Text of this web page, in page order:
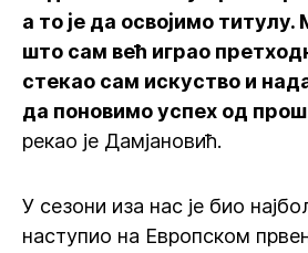
а то је да освојимо
што сам већ играо
стекао сам искуство и
да поновимо успех од
рекао је Дамјановић.
У сезони иза нас је био
наступио на Европском